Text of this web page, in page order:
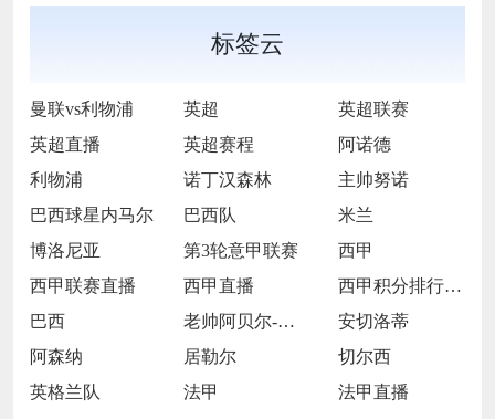
标签云
曼联vs利物浦 英超
英超联赛
英超直播
英超赛程
阿诺德
利物浦
诺丁汉森林
主帅努诺
巴西球星内马尔
巴西队
米兰
博洛尼亚
第3轮意甲联赛
西甲
西甲联赛直播
西甲直播
西甲积分排行西榜
巴西
老帅阿贝尔-布拉
安切洛蒂
阿森纳
居勒尔
切尔西
英格兰队
法甲 法甲直播